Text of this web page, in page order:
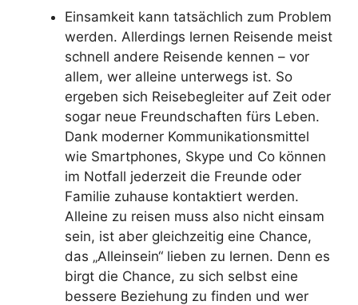
Einsamkeit kann tatsächlich zum Problem
werden. Allerdings lernen Reisende meist
schnell andere Reisende kennen – vor
allem, wer alleine unterwegs ist. So
ergeben sich Reisebegleiter auf Zeit oder
sogar neue Freundschaften fürs Leben.
Dank moderner Kommunikationsmittel
wie Smartphones, Skype und Co können
im Notfall jederzeit die Freunde oder
Familie zuhause kontaktiert werden.
Alleine zu reisen muss also nicht einsam
sein, ist aber gleichzeitig eine Chance,
das „Alleinsein“ lieben zu lernen. Denn es
birgt die Chance, zu sich selbst eine
bessere Beziehung zu finden und wer